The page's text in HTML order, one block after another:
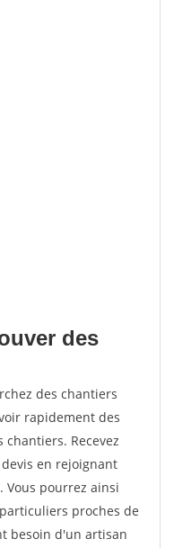
des
des chantiers
rapidement des
Recevez
en rejoignant
Vous pourrez ainsi
proches de
besoin d'un artisan